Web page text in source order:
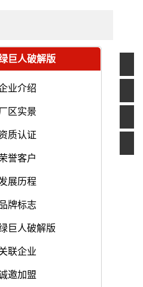
巨人破解版
业介绍
区实景
质认证
誉客户
展历程
牌标志
巨人破解版
联企业
邀加盟